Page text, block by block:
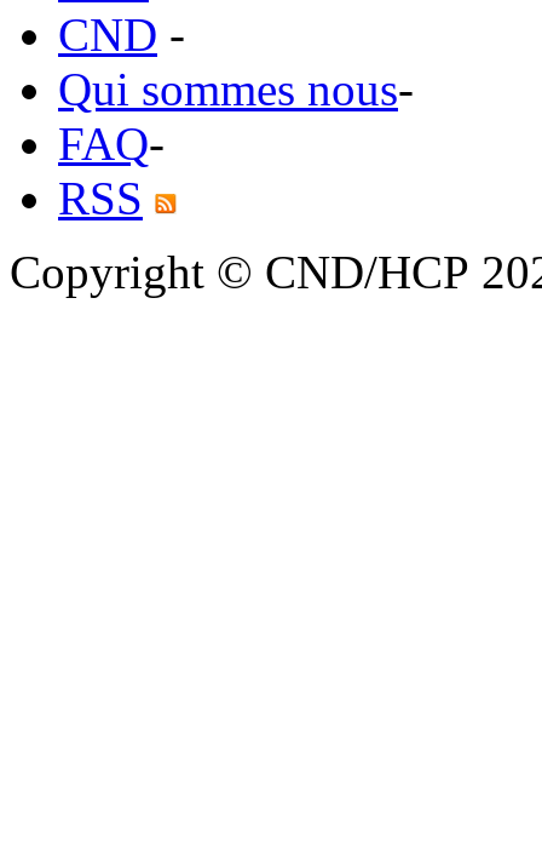
CND -
Qui sommes nous-
FAQ-
RSS
Copyright © CND/HCP